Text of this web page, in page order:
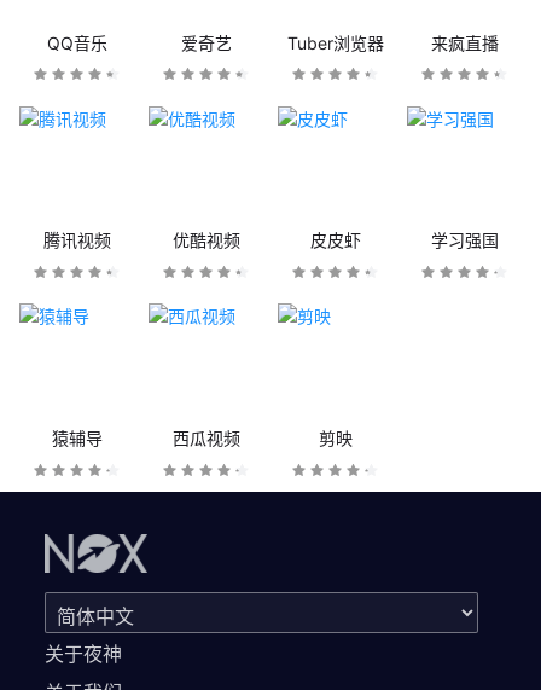
QQ音乐 爱奇艺 Tuber浏览器 来疯直播
腾讯视频 优酷视频 皮皮虾 学习强国
猿辅导 西瓜视频 剪映
关于夜神